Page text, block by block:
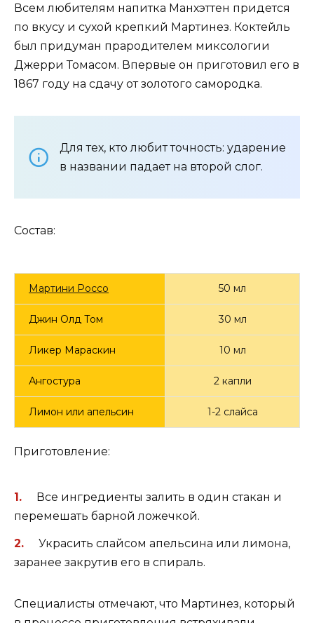
Всем любителям напитка Манхэттен придется
по вкусу и сухой крепкий Мартинез. Коктейль
был придуман прародителем миксологии
Джерри Томасом. Впервые он приготовил его в
1867 году на сдачу от золотого самородка.
Для тех, кто любит точность: ударение
в названии падает на второй слог.
Состав:
Мартини Россо 50 мл
Джин Олд Том 30 мл
Ликер Мараскин 10 мл
Ангостура 2 капли
Лимон или апельсин 1-2 слайса
Приготовление:
Все ингредиенты залить в один стакан и
перемешать барной ложечкой.
Украсить слайсом апельсина или лимона,
заранее закрутив его в спираль.
Специалисты отмечают, что Мартинез, который